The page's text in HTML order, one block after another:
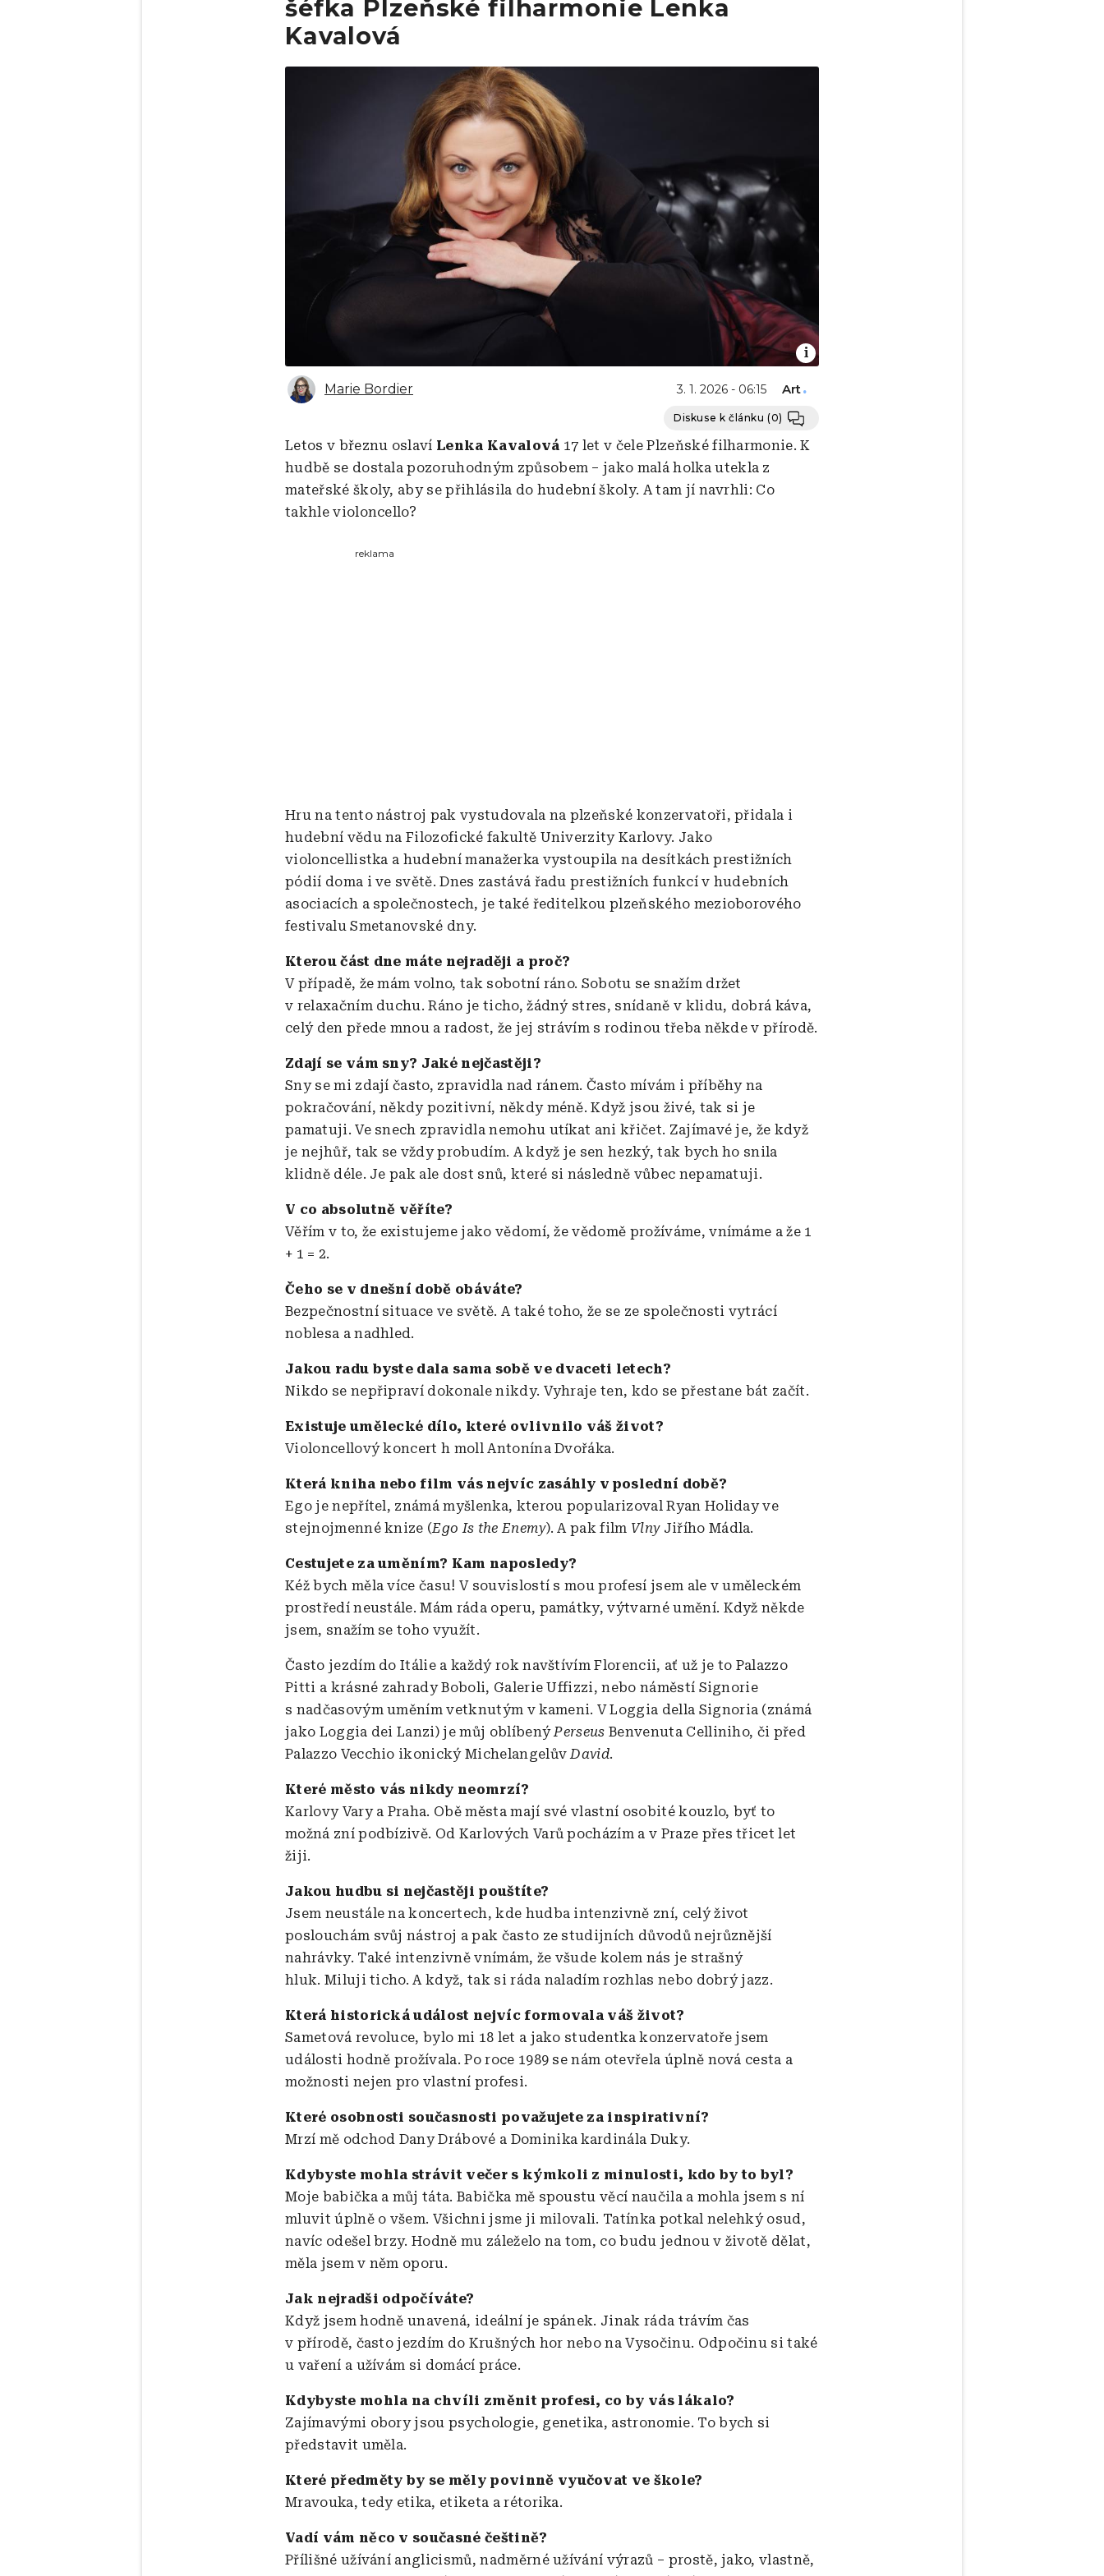
šéfka Plzeňské filharmonie Lenka
Kavalová
Obrázek
Marie Bordier 3. 1. 2026 - 06:15 Art
Diskuse k článku(0)
Letos v březnu oslaví Lenka Kavalová 17 let v čele Plzeňské filharmonie. K
hudbě se dostala pozoruhodným způsobem – jako malá holka utekla z
mateřské školy, aby se přihlásila do hudební školy. A tam jí navrhli: Co
takhle violoncello?
reklama
Hru na tento nástroj pak vystudovala na plzeňské konzervatoři, přidala i
hudební vědu na Filozofické fakultě Univerzity Karlovy. Jako
violoncellistka a hudební manažerka vystoupila na desítkách prestižních
pódií doma i ve světě. Dnes zastává řadu prestižních funkcí v hudebních
asociacích a společnostech, je také ředitelkou plzeňského mezioborového
festivalu Smetanovské dny.
Kterou část dne máte nejraději a proč?
V případě, že mám volno, tak sobotní ráno. Sobotu se snažím držet
v relaxačním duchu. Ráno je ticho, žádný stres, snídaně v klidu, dobrá káva,
celý den přede mnou a radost, že jej strávím s rodinou třeba někde v přírodě.
Zdají se vám sny? Jaké nejčastěji?
Sny se mi zdají často, zpravidla nad ránem. Často mívám i příběhy na
pokračování, někdy pozitivní, někdy méně. Když jsou živé, tak si je
pamatuji. Ve snech zpravidla nemohu utíkat ani křičet. Zajímavé je, že když
je nejhůř, tak se vždy probudím. A když je sen hezký, tak bych ho snila
klidně déle. Je pak ale dost snů, které si následně vůbec nepamatuji.
V co absolutně věříte?
Věřím v to, že existujeme jako vědomí, že vědomě prožíváme, vnímáme a že 1
+ 1 = 2.
Čeho se v dnešní době obáváte?
Bezpečnostní situace ve světě. A také toho, že se ze společnosti vytrácí
noblesa a nadhled.
Jakou radu byste dala sama sobě ve dvaceti letech?
Nikdo se nepřipraví dokonale nikdy. Vyhraje ten, kdo se přestane bát začít.
Existuje umělecké dílo, které ovlivnilo váš život?
Violoncellový koncert h moll Antonína Dvořáka.
Která kniha nebo film vás nejvíc zasáhly v poslední době?
Ego je nepřítel, známá myšlenka, kterou popularizoval Ryan Holiday ve
stejnojmenné knize (Ego Is the Enemy). A pak film Vlny Jiřího Mádla.
Cestujete za uměním? Kam naposledy?
Kéž bych měla více času! V souvislostí s mou profesí jsem ale v uměleckém
prostředí neustále. Mám ráda operu, památky, výtvarné umění. Když někde
jsem, snažím se toho využít.
Často jezdím do Itálie a každý rok navštívím Florencii, ať už je to Palazzo
Pitti a krásné zahrady Boboli, Galerie Uffizzi, nebo náměstí Signorie
s nadčasovým uměním vetknutým v kameni. V Loggia della Signoria (známá
jako Loggia dei Lanzi) je můj oblíbenýPerseusBenvenuta Celliniho, či před
Palazzo Vecchio ikonický MichelangelůvDavid.
Které město vás nikdy neomrzí?
Karlovy Vary a Praha. Obě města mají své vlastní osobité kouzlo, byť to
možná zní podbízivě. Od Karlových Varů pocházím a v Praze přes třicet let
žiji.
Jakou hudbu si nejčastěji pouštíte?
Jsem neustále na koncertech, kde hudba intenzivně zní, celý život
poslouchám svůj nástroj a pak často ze studijních důvodů nejrůznější
nahrávky. Také intenzivně vnímám, že všude kolem nás je strašný
hluk. Miluji ticho. A když, tak si ráda naladím rozhlas nebo dobrý jazz.
Která historická událost nejvíc formovala váš život?
Sametová revoluce, bylo mi 18 let a jako studentka konzervatoře jsem
události hodně prožívala. Po roce 1989 se nám otevřela úplně nová cesta a
možnosti nejen pro vlastní profesi.
Které osobnosti současnosti považujete za inspirativní?
Mrzí mě odchod Dany Drábové a Dominika kardinála Duky.
Kdybyste mohla strávit večer s kýmkoli z minulosti, kdo by to byl?
Moje babička a můj táta. Babička mě spoustu věcí naučila a mohla jsem s ní
mluvit úplně o všem. Všichni jsme ji milovali. Tatínka potkal nelehký osud,
navíc odešel brzy. Hodně mu záleželo na tom, co budu jednou v životě dělat,
měla jsem v něm oporu.
Jak nejradši odpočíváte?
Když jsem hodně unavená, ideální je spánek. Jinak ráda trávím čas
v přírodě, často jezdím do Krušných hor nebo na Vysočinu. Odpočinu si také
u vaření a užívám si domácí práce.
Kdybyste mohla na chvíli změnit profesi, co by vás lákalo?
Zajímavými obory jsou psychologie, genetika, astronomie. To bych si
představit uměla.
Které předměty by se měly povinně vyučovat ve škole?
Mravouka, tedy etika, etiketa a rétorika.
Vadí vám něco v současné češtině?
Přílišné užívání anglicismů, nadměrné užívání výrazů – prostě, jako, vlastně,